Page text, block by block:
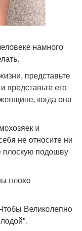
намного
представьте
представьте его
когда она
и
не относите ни
плоскую подошву
плохо
Великолепно